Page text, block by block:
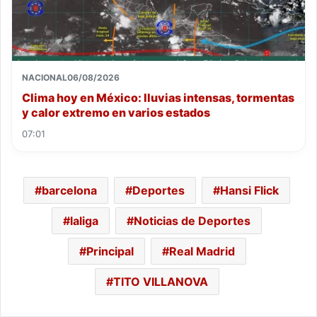
NACIONAL06/08/2026
Clima hoy en México: lluvias intensas, tormentas
y calor extremo en varios estados
07:01
barcelona Deportes Hansi Flick
laliga Noticias de Deportes
Principal Real Madrid
TITO VILLANOVA